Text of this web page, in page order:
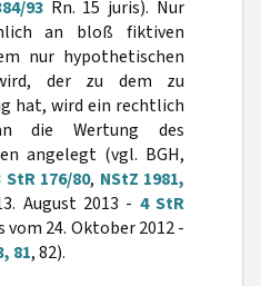
93Rn. 15 juris). Nur
an bloß fiktiven
nur hypothetischen
der zu dem zu
hat, wird ein rechtlich
die Wertung des
angelegt (vgl. BGH,
StR 176/80, NStZ 1981,
August 2013 - 4 StR
vom 24. Oktober 2012 -
81, 82).